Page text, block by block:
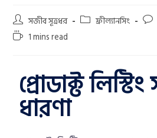
সজীব সূত্রধর ফ্রীল্যানসিং
1 mins read
প্রোডাক্ট
ধারণা